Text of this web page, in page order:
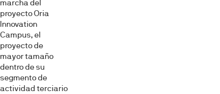
marcha del
proyecto Oria
Innovation
Campus, el
proyecto de
mayor tamaño
dentro de su
segmento de
actividad terciario